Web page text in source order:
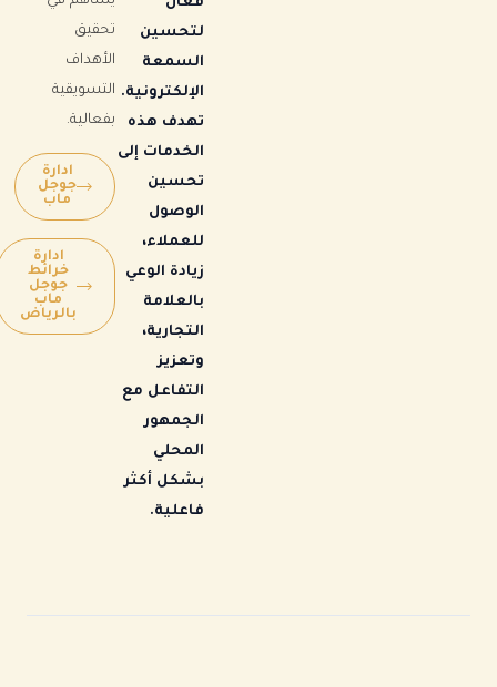
فعال
لتحسين
السمعة
الإلكترونية.
تهدف هذه
الخدمات إلى
تحسين
الوصول
للعملاء،
زيادة الوعي
بالعلامة
التجارية،
وتعزيز
التفاعل مع
الجمهور
المحلي
بشكل أكثر
فاعلية.
تحقيق
الأهداف
التسويقية
بفعالية.
ادارة
جوجل
ماب
ادارة
خرائط
جوجل
ماب
بالرياض